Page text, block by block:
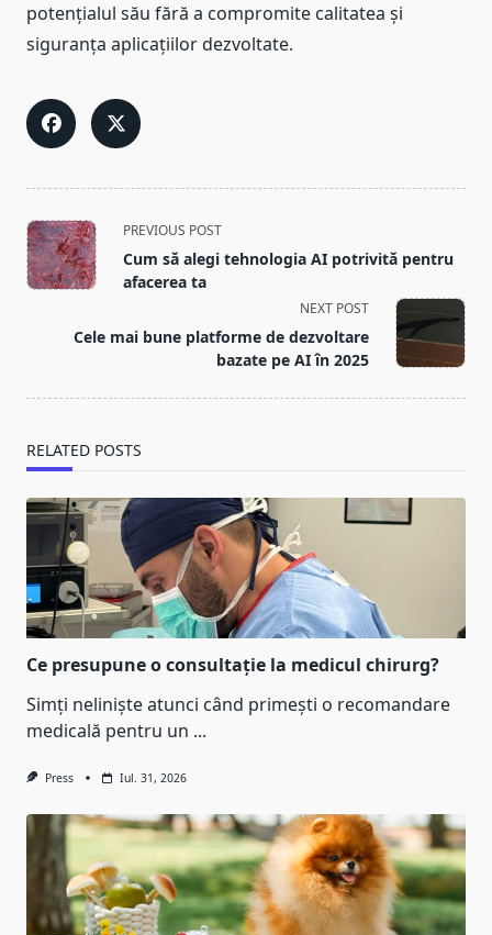
potențialul său fără a compromite calitatea și
siguranța aplicațiilor dezvoltate.
<span
class="nav-
subtitle
reader-
PREVIOUS POST
Cum să alegi tehnologia AI potrivită pentru
afacerea ta
NEXT POST
Cele mai bune platforme de dezvoltare
bazate pe AI în 2025
RELATED POSTS
Ce presupune o consultație la medicul chirurg?
Simți neliniște atunci când primești o recomandare
medicală pentru un ...
Press Iul. 31, 2026